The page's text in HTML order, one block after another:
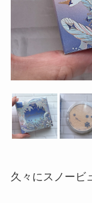
久々にスノービ